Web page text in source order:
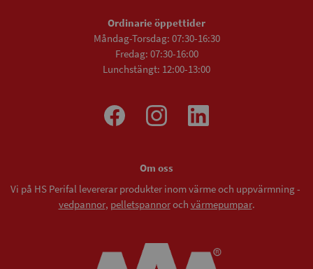
Ordinarie öppettider
Måndag-Torsdag: 07:30-16:30
Fredag: 07:30-16:00
Lunchstängt: 12:00-13:00
Om oss
Vi på HS Perifal levererar produkter inom värme och uppvärmning -
vedpannor, pelletspannoroch värmepumpar.